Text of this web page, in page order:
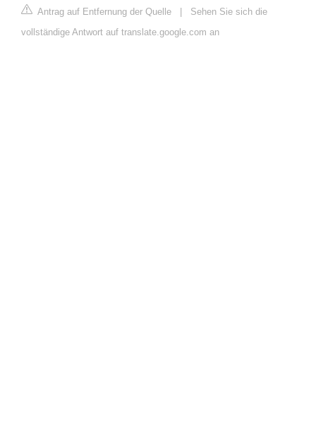
Antrag auf Entfernung der Quelle | Sehen Sie sich die
vollständige Antwort auf translate.google.com an